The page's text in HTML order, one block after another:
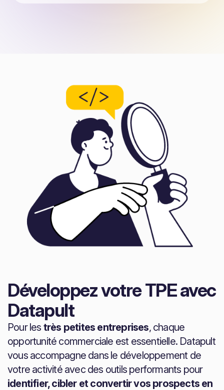
Développez votre TPE avec
Datapult
Pour les très petites entreprises, chaque
opportunité commerciale est essentielle. Datapult
vous accompagne dans le développement de
votre activité avec des outils performants pour
identifier, cibler et convertir vos prospects en